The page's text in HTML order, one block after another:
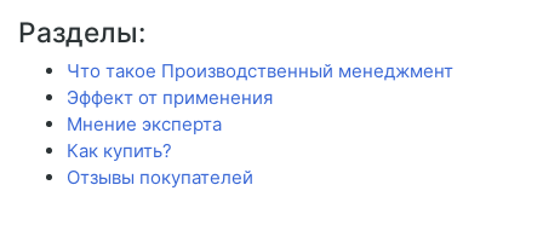
Разделы:
Что такое Производственный менеджмент
Эффект от применения
Мнение эксперта
Как купить?
Отзывы покупателей